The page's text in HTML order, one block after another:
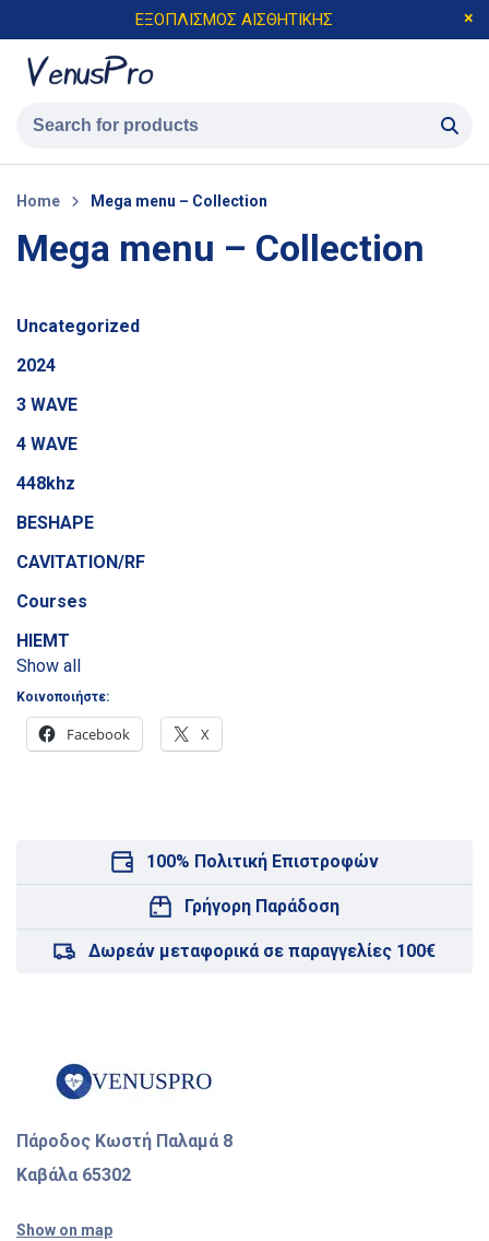
ΕΞΟΠΛΙΣΜΟΣ ΑΙΣΘΗΤΙΚΗΣ
Home Mega menu – Collection
Mega menu – Collection
Uncategorized
2024
3 WAVE
4 WAVE
448khz
BESHAPE
CAVITATION/RF
Courses
HIEMT
Show all
Κοινοποιήστε:
Facebook X
100% Πολιτική Επιστροφών
Γρήγορη Παράδοση
Δωρεάν μεταφορικά σε παραγγελίες 100€
Πάροδος Κωστή Παλαμά 8
Καβάλα 65302
Show on map